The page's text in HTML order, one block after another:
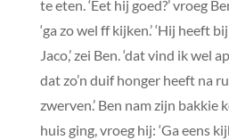
te eten. ‘Eet hij goed?’ vroeg
‘ga zo wel ff kijken.’ ‘Hij heeft
Jaco,’ zei Ben. ‘dat vind ik wel
dat zo’n duif honger heeft na
zwerven.’ Ben nam zijn bakkie
huis ging, vroeg hij: ‘Ga eens